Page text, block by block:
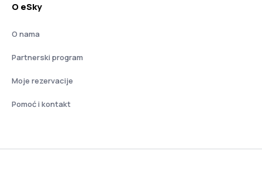
O eSky
O nama
Partnerski program
Moje rezervacije
Pomoć i kontakt